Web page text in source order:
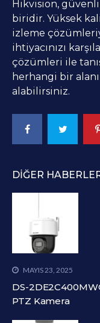
Hikvision,
biridir. Yüksek
izleme
ihtiyacınızı
çözümleri ile
herhangi bir
alabilirsiniz.
DIĞER
MAYIS 23, 2025
DS-
PTZ Kamera